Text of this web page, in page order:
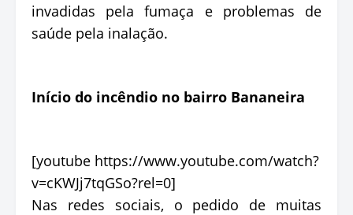
invadidas pela fumaça e problemas de
saúde pela inalação.
Início do incêndio no bairro Bananeira
[youtube https://www.youtube.com/watch?
v=cKWJj7tqGSo?rel=0]
Nas redes sociais, o pedido de muitas